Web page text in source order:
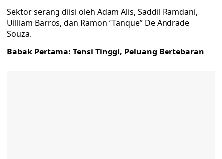
Sektor serang diisi oleh Adam Alis, Saddil Ramdani,
Uilliam Barros, dan Ramon “Tanque” De Andrade
Souza.
Babak Pertama: Tensi Tinggi, Peluang Bertebaran